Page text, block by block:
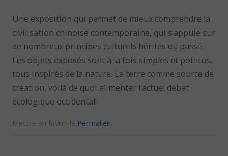
Une exposition qui permet de mieux comprendre la
civilisation chinoise contemporaine, qui s’appuie sur
de nombreux principes culturels hérités du passé.
Les objets exposés sont à la fois simples et pointus,
tous inspirés de la nature. La terre comme source de
création, voilà de quoi alimenter l’actuel débat
écologique occidental!
Mettre en favori le Permalien.